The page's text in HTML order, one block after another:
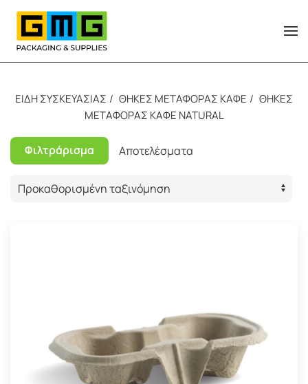
Skip to main content
ΕΙΔΗ ΣΥΣΚΕΥΑΣΙΑΣ ΘΗΚΕΣ ΜΕΤΑΦΟΡΑΣ ΚΑΦΕ
ΘΗΚΕΣ
ΜΕΤΑΦΟΡΑΣ ΚΑΦΕ NATURAL
Φιλτράρισμα Αποτελέσματα